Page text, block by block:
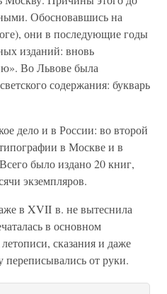
Обосновавшись на
они в последующие годы
изданий: вновь
Во Львове была
содержания: букварь
дело и в России: во второй
в Москве и в
было издано 20 книг,
экземпляров.
в XVII в. не вытеснила
в основном
сказания и даже
от руки.